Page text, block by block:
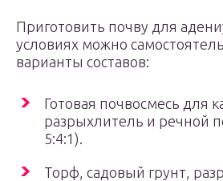
Приготовить почву для
условиях можно
варианты составов:
Готовая почвосмесь для
разрыхлитель и речной
5:4:1).
Торф, садовый грунт,